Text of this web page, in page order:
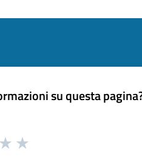
su questa